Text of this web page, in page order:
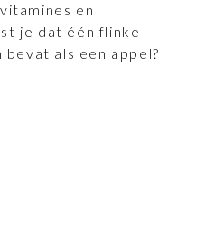
en
je dat één flinke
als een appel?